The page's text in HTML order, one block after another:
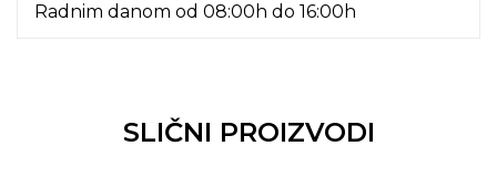
Radnim danom od 08:00h do 16:00h
SLIČNI PROIZVODI